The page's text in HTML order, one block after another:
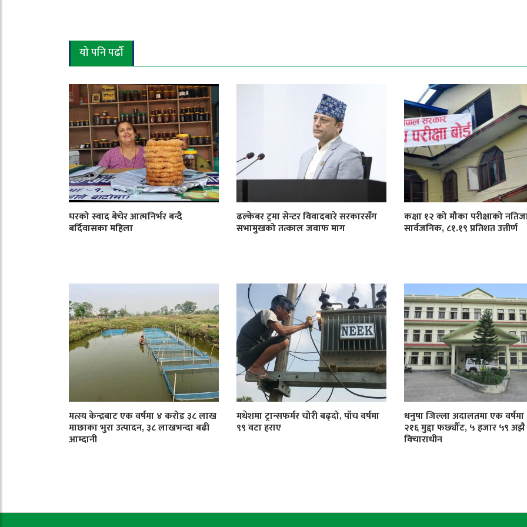
यो पनि पढौँ
घरको स्वाद बेचेर आत्मनिर्भर बन्दै
बर्दिवासका महिला
ढल्केबर ट्रमा सेन्टर विवादबारे सरकारसँग
सभामुखको तत्काल जवाफ माग
कक्षा १२ को मौका परीक्षाको
सार्वजनिक, ८१.१९ प्रतिशत उत्तीर्ण
मत्स्य केन्द्रबाट एक वर्षमा ४ करोड ३८ लाख
माछाका भुरा उत्पादन, ३८ लाखभन्दा बढी
आम्दानी
मधेशमा ट्रान्सफर्मर चोरी बढ्दो, पाँच वर्षमा
९९ वटा हराए
धनुषा जिल्ला अदालतमा एक
२१६ मुद्दा फर्छ्यौट, ५ हजार ५९ अझै
विचाराधीन